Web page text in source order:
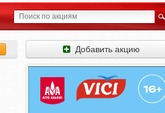
Добавить акцию